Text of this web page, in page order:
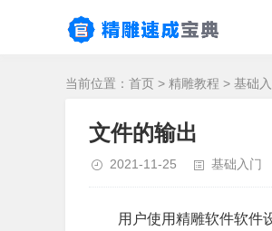
当前位置： 首页 > 精雕教程 > 基础
文件的输出
2021-11-25 基础入门
用户使用精雕软件软件